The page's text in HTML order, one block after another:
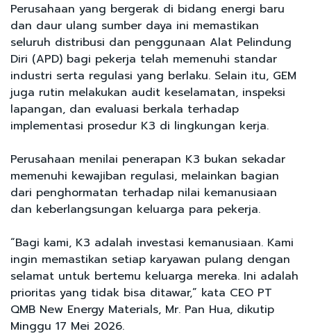
Perusahaan yang bergerak di bidang energi baru
dan daur ulang sumber daya ini memastikan
seluruh distribusi dan penggunaan Alat Pelindung
Diri (APD) bagi pekerja telah memenuhi standar
industri serta regulasi yang berlaku. Selain itu, GEM
juga rutin melakukan audit keselamatan, inspeksi
lapangan, dan evaluasi berkala terhadap
implementasi prosedur K3 di lingkungan kerja.
Perusahaan menilai penerapan K3 bukan sekadar
memenuhi kewajiban regulasi, melainkan bagian
dari penghormatan terhadap nilai kemanusiaan
dan keberlangsungan keluarga para pekerja.
“Bagi kami, K3 adalah investasi kemanusiaan. Kami
ingin memastikan setiap karyawan pulang dengan
selamat untuk bertemu keluarga mereka. Ini adalah
prioritas yang tidak bisa ditawar,” kata CEO PT
QMB New Energy Materials, Mr. Pan Hua, dikutip
Minggu 17 Mei 2026.